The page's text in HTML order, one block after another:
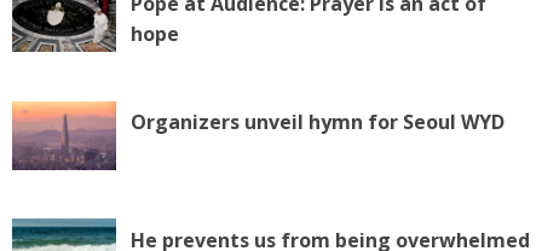
hope
Organizers unveil hymn for Seoul WYD
He prevents us from being overwhelmed